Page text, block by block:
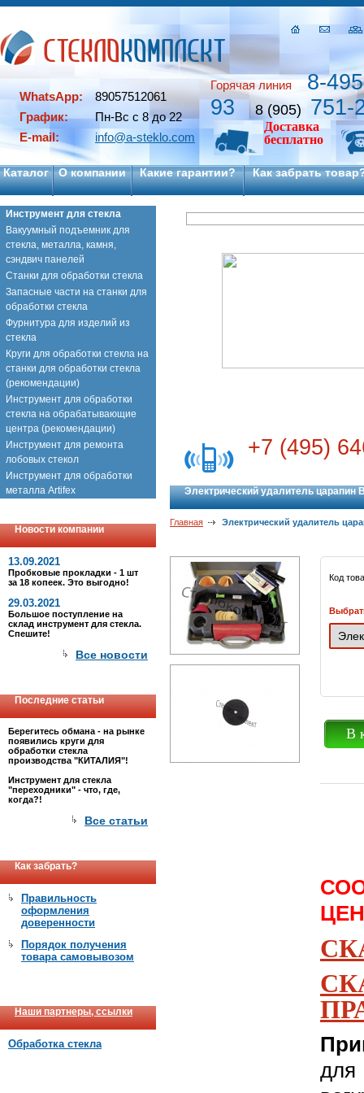
WhatsApp:
89057512061
График:
Пн-Вс с 8 до 22
E-mail:
info@a-steklo.com
Горячая линия
8-
93
8 (905) 751-
Доставка
бесплатно
Каталог О компании Какие гарантии? Как забрать
Инструмент для стекла
Вакуумный подъемник для
стекла, металла, камня,
сэндвич панелей
Станки для обработки стекла
Запасные части на станки для
обработки стекла
Фурнитура для изделий из
стекла
Круги для обработки стекла на
станки для обработки стекла
(рекомендации)
Инструмент для обработки
стекла на обрабатывающие
центра (рекомендации)
Инструмент для ремонта
лобовых стекол
Инструмент для обработки
металла Artifex
Новости компании
13.09.2021
Пробковые прокладки - 1 шт
за 18 копеек. Это выгодно!
29.03.2021
Большое поступление на
склад инструмент для стекла.
Спешите!
Все новости
Последние статьи
Берегитесь обмана - на рынке
появились круги для
обработки стекла
производства "КИТАЛИЯ"!
Инструмент для стекла
"переходники" - что, где,
когда?!
Все статьи
Как забрать?
Правильность
оформления
доверенности
Порядок получения
товара самовывозом
Наши партнеры, ссылки
Обработка стекла
+7 (495)
Электрический удалитель царапин
Главная Электрический удалитель
Код
В